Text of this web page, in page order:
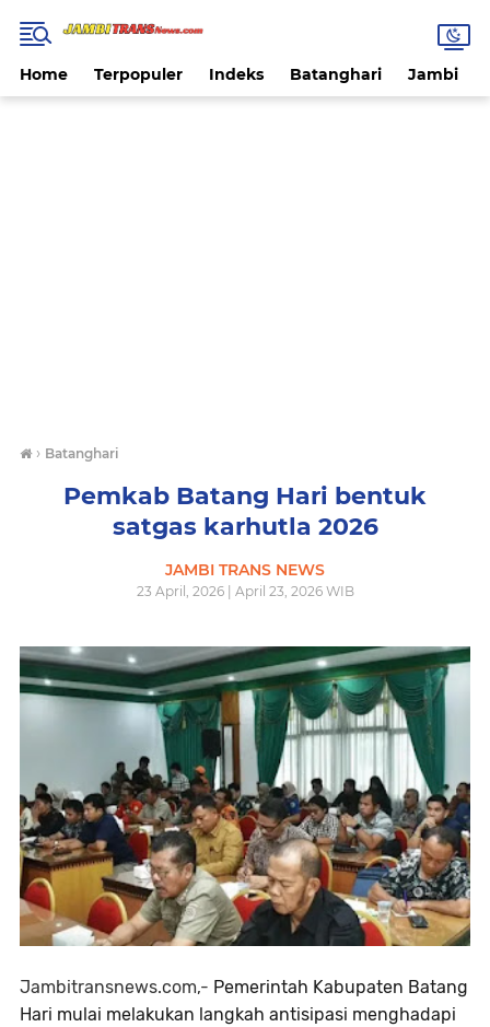
Home Terpopuler Indeks Batanghari Jambi
› Batanghari
Pemkab Batang Hari bentuk
satgas karhutla 2026
JAMBI TRANS NEWS
23 April, 2026 | April 23, 2026 WIB
Jambitransnews.com,- Pemerintah Kabupaten Batang
Hari mulai melakukan langkah antisipasi menghadapi